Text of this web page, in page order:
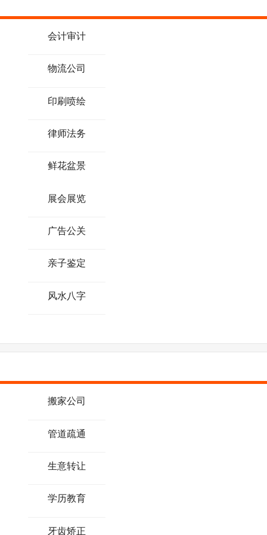
会计审计
物流公司
印刷喷绘
律师法务
鲜花盆景
展会展览
广告公关
亲子鉴定
风水八字
搬家公司
管道疏通
生意转让
学历教育
牙齿矫正